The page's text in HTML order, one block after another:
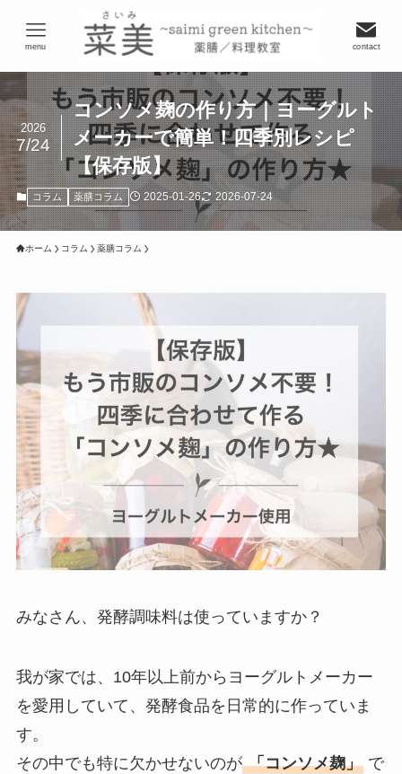
contact
menu
コンソメ麹の作り方｜ヨーグルト
メーカーで簡単！四季別レシピ
【保存版】
2026
7/24
コラム 薬膳コラム 2025-01-26 2026-07-24
ホーム コラム 薬膳コラム
みなさん、発酵調味料は使っていますか？
我が家では、10年以上前からヨーグルトメーカー
を愛用していて、発酵食品を日常的に作っていま
す。
その中でも特に欠かせないのが 「コンソメ麹」で